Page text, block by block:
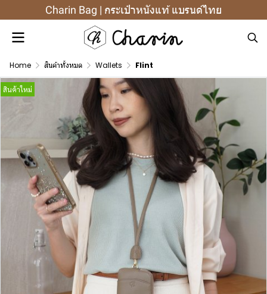
Charin Bag | กระเป๋าหนังแท้ แบรนด์ไทย
Home สินค้าทั้งหมด Wallets Flint
สินค้าใหม่